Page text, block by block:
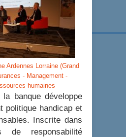
Ardennes Lorraine (Grand
- Management -
humaines
banque développe
politique handicap et
Inscrite dans
de responsabilité